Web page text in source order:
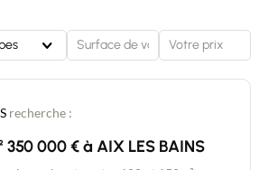
recherche :
350 000 € à AIX LES BAINS